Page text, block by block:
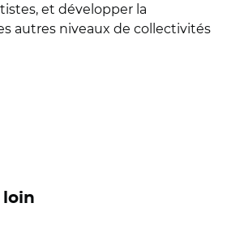
et développer la
autres niveaux de collectivités
loin